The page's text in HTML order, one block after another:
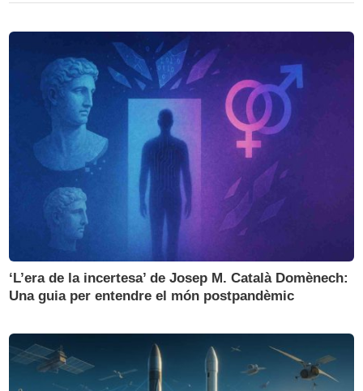
‘L’era de la incertesa’ de Josep M. Català Domènech:
Una guia per entendre el món postpandèmic